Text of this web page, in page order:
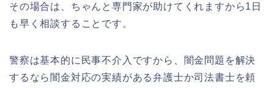
その場合は、ちゃんと専門家が助けてくれますから1日
も早く相談することです。
警察は基本的に民事不介入ですから、闇金問題を解決
するなら闇金対応の実績がある弁護士か司法書士を頼